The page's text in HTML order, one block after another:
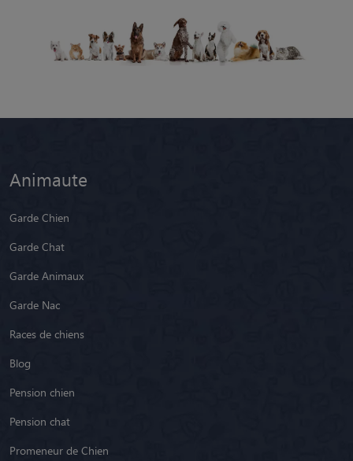
Animaute
Garde Chien
Garde Chat
Garde Animaux
Garde Nac
Races de chiens
Blog
Pension chien
Pension chat
Promeneur de Chien